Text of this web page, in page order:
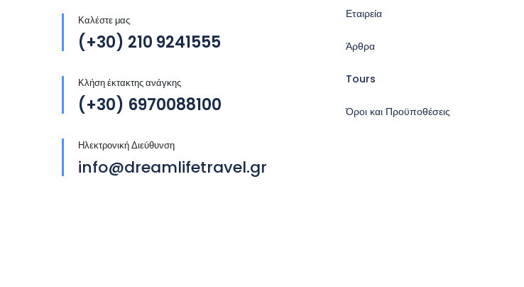
Καλέστε μας
(+30) 210 9241555
Κλήση έκτακτης ανάγκης
(+30) 6970088100
Ηλεκτρονική Διεύθυνση
info@dreamlifetravel.gr
Εταιρεία
Άρθρα
Tours
Όροι και Προϋποθέσεις